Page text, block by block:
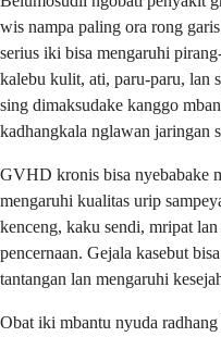
wis nampa paling ora rong
serius iki bisa mengaruhi
kalebu kulit, ati, paru-paru, lan
sing dimaksudake kanggo
kadhangkala nglawan jaringan
GVHD kronis bisa nyebabake
mengaruhi kualitas urip
kenceng, kaku sendi, mripat
pencernaan. Gejala kasebut
tantangan lan mengaruhi
Obat iki mbantu nyuda